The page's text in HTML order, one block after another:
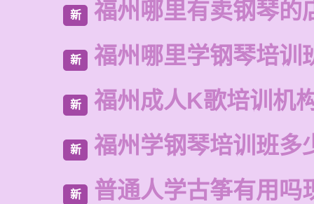
新 福州哪里有卖钢琴的
新 福州哪里学钢琴培训
新 福州成人K歌培训机
新 福州学钢琴培训班多
新 普通人学古筝有用吗